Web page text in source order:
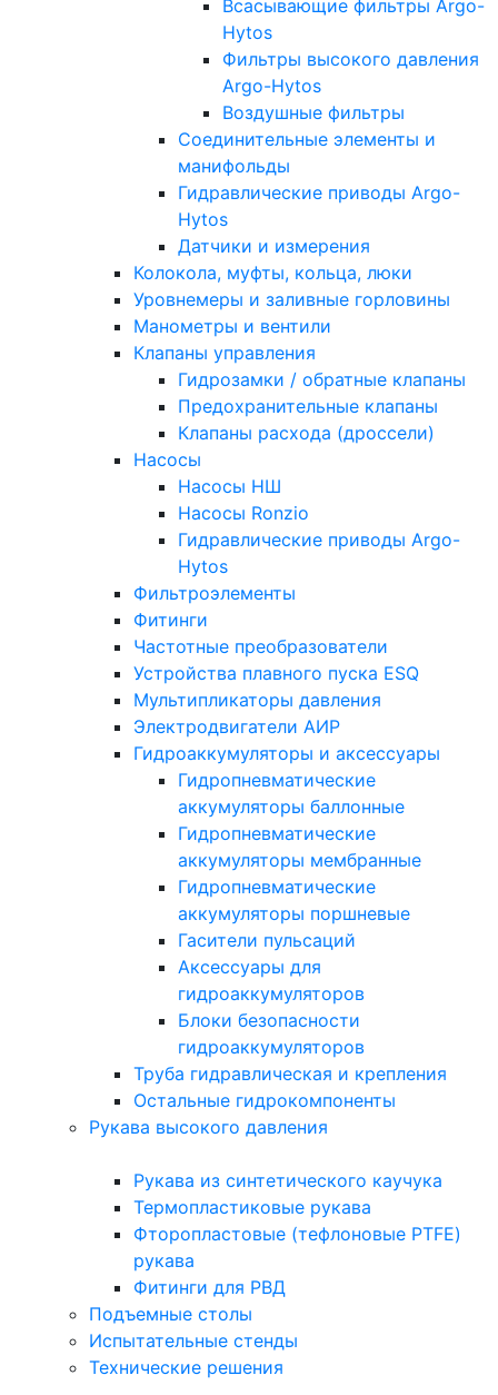
Всасывающие фильтры Argo-
Hytos
Фильтры высокого давления
Argo-Hytos
Воздушные фильтры
Соединительные элементы и
манифольды
Гидравлические приводы Argo-
Hytos
Датчики и измерения
Колокола, муфты, кольца, люки
Уровнемеры и заливные горловины
Манометры и вентили
Клапаны управления
Гидрозамки / обратные клапаны
Предохранительные клапаны
Клапаны расхода (дроссели)
Насосы
Насосы НШ
Насосы Ronzio
Гидравлические приводы Argo-
Hytos
Фильтроэлементы
Фитинги
Частотные преобразователи
Устройства плавного пуска ESQ
Мультипликаторы давления
Электродвигатели АИР
Гидроаккумуляторы и аксессуары
Гидропневматические
аккумуляторы баллонные
Гидропневматические
аккумуляторы мембранные
Гидропневматические
аккумуляторы поршневые
Гасители пульсаций
Аксессуары для
гидроаккумуляторов
Блоки безопасности
гидроаккумуляторов
Труба гидравлическая и крепления
Остальные гидрокомпоненты
Рукава высокого давления
Рукава из синтетического каучука
Термопластиковые рукава
Фторопластовые (тефлоновые PTFE)
рукава
Фитинги для РВД
Подъемные столы
Испытательные стенды
Технические решения